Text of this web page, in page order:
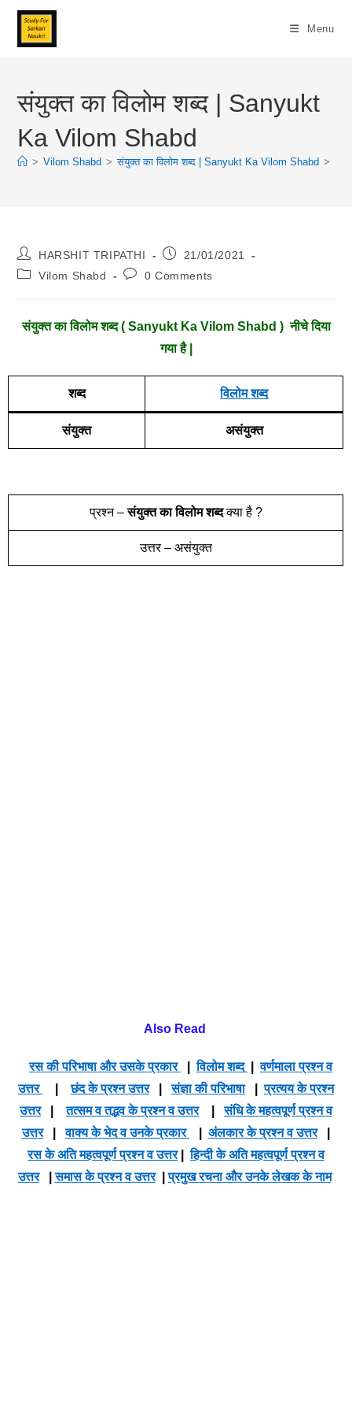
Skip
Content
Menu
संयुक्त का विलोम शब्द | Sanyukt
Ka Vilom Shabd
> Vilom Shabd > संयुक्त का विलोम शब्द | Sanyukt Ka Vilom Shabd >
Post
Author:
HARSHIT TRIPATHI
Post21/01/2021
PostVilom Shabd
Post0 Comments
संयुक्त का विलोम शब्द ( Sanyukt Ka Vilom Shabd ) नीचे दिया
गया है |
शब्द विलोम शब्द
संयुक्त असंयुक्त
प्रश्न –संयुक्त का विलोम शब्दक्या है ?
उत्तर – असंयुक्त
Also Read
रस की परिभाषा और उसके प्रकार |विलोम शब्द |वर्णमाला प्रश्न व
उत्तर
|छंद के प्रश्न उत्तर|संज्ञा की परिभाषा|प्रत्यय के प्रश्न
उत्तर|तत्सम व तद्भव के प्रश्न व उत्तर|संधि के महत्वपूर्ण प्रश्न व
उत्तर|वाक्य के भेद व उनके प्रकार अंलकार के प्रश्न व उत्तर|
रस के अति महत्वपूर्ण प्रश्न व उत्तर|हिन्दी के अति महत्वपूर्ण प्रश्न व
उत्तर|समास के प्रश्न व उत्तर|प्रमुख रचना और उनके लेखक के नाम